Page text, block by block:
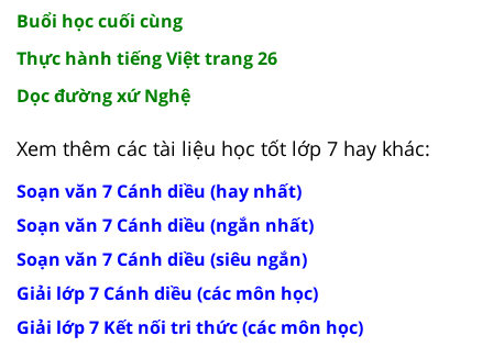
Buổi học cuối cùng
Thực hành tiếng Việt trang 26
Dọc đường xứ Nghệ
Xem thêm các tài liệu học tốt lớp 7 hay khác:
Soạn văn 7 Cánh diều (hay nhất)
Soạn văn 7 Cánh diều (ngắn nhất)
Soạn văn 7 Cánh diều (siêu ngắn)
Giải lớp 7 Cánh diều (các môn học)
Giải lớp 7 Kết nối tri thức (các môn học)